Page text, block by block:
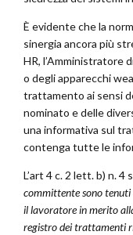
È evidente che la
sinergia ancora più
HR, l’Amministratore
o degli apparecchi
trattamento ai sensi
nominato e delle
una informativa sul
contenga tutte le
L’art 4 c. 2 lett. b) n. 4
committente sono
il lavoratore in merito
registro dei trattamenti